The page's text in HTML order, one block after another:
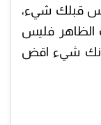
قبلك شيء،
الظاهر فليس
شيء اقض